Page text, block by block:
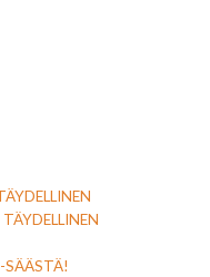
SÄÄSTÄ!